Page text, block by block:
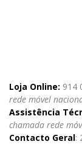
Loja Online: 914
rede móvel
Assistência
chamada rede
Contacto Geral: